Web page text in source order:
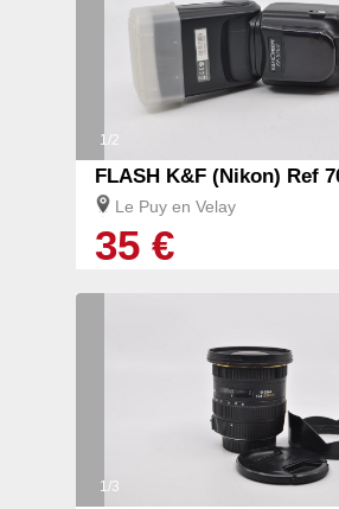
1/2
FLASH K&F (Nikon) Ref
Le Puy en Velay
35 €
1/3